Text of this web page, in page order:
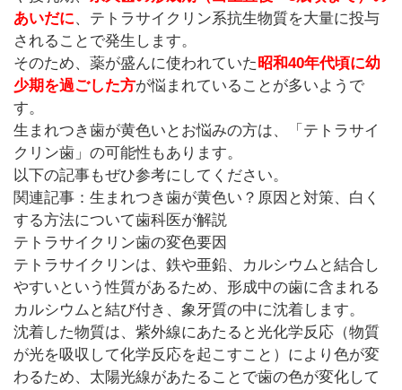
あいだに、テトラサイクリン系抗生物質を大量に投与
されることで発生します。
そのため、薬が盛んに使われていた昭和40年代頃に幼
少期を過ごした方が悩まれていることが多いようで
す。
生まれつき歯が黄色いとお悩みの方は、「テトラサイ
クリン歯」の可能性もあります。
以下の記事もぜひ参考にしてください。
関連記事： 生まれつき歯が黄色い？原因と対策、白く
する方法について歯科医が解説
テトラサイクリン歯の変色要因
テトラサイクリンは、鉄や亜鉛、カルシウムと結合し
やすいという性質があるため、形成中の歯に含まれる
カルシウムと結び付き、象牙質の中に沈着します。
沈着した物質は、紫外線にあたると光化学反応（物質
が光を吸収して化学反応を起こすこと）により色が変
わるため、太陽光線があたることで歯の色が変化して